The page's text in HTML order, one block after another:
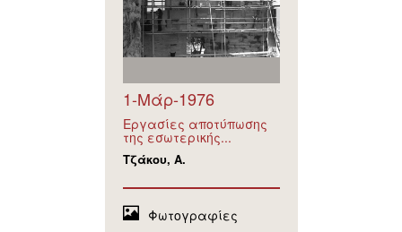
1-Μάρ-1976
Εργασίες αποτύπωσης
της εσωτερικής...
Τζάκου, Α.
Φωτογραφίες